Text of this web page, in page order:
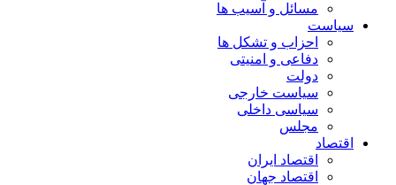
مسائل و آسیب ها
سیاست
احزاب و تشکل ها
دفاعی و امنیتی
دولت
سیاست خارجی
سیاسی داخلی
مجلس
اقتصاد
اقتصاد ایران
اقتصاد جهان